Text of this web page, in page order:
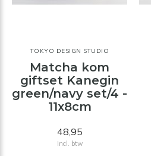
TOKYO DESIGN STUDIO
Matcha kom
giftset Kanegin
green/navy set/4 -
11x8cm
48,95
Incl. btw